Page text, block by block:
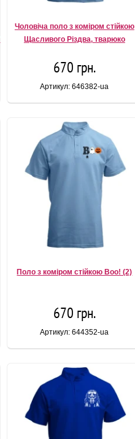
Чоловіча поло з коміром стійкою
Щасливого Різдва, тварюко
670 грн.
Артикул: 646382-ua
Поло з коміром стійкою Boo! (2)
670 грн.
Артикул: 644352-ua